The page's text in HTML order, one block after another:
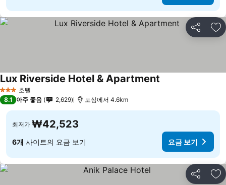
공유 즐
3 성급 호텔
Lux Riverside Hotel & Apartment
8.1 아주 좋음 2,629 도심에서 4.6km
최저가 ₩42,523
6개 사이트의 요금 보기 요금 보기
공유 즐